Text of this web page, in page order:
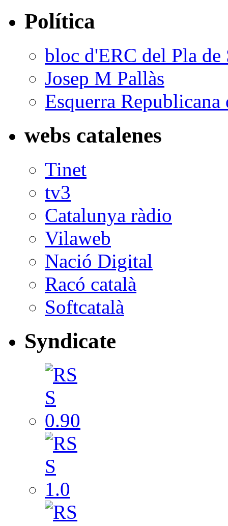
Política
bloc d'ERC del Pla de
Josep M Pallàs
Esquerra Republicana
webs catalenes
Tinet
tv3
Catalunya ràdio
Vilaweb
Nació Digital
Racó català
Softcatalà
Syndicate